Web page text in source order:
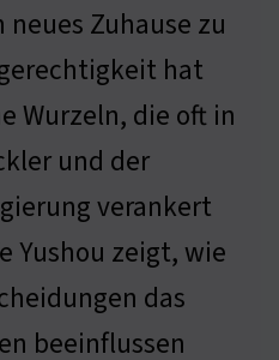
Zuhause zu
hat
Wurzeln, die oft in
und der
verankert
Yushou zeigt, wie
das
beeinflussen